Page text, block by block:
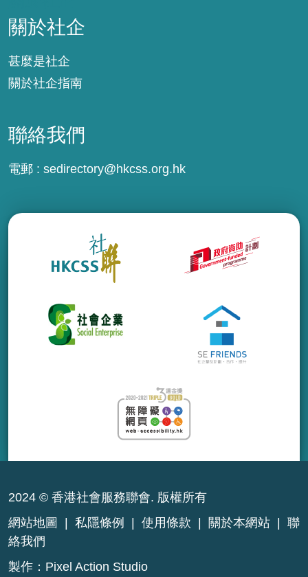
關於社企
甚麼是社企
關於社企指南
聯絡我們
電郵 : sedirectory@hkcss.org.hk
2024 © 香港社會服務聯會. 版權所有
網站地圖
私隱條例 使用條款 關於本網站
聯
絡我們
製作： Pixel Action Studio